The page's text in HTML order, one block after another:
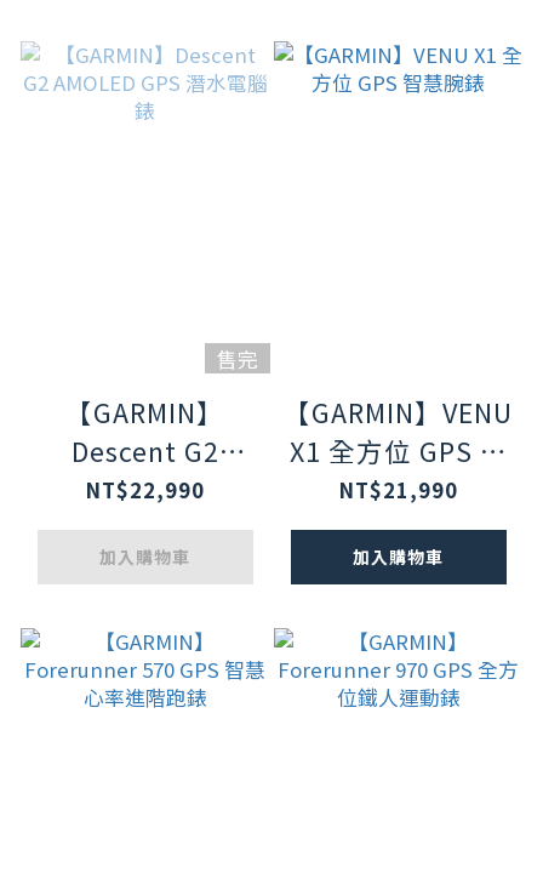
售完
【GARMIN】
Descent G2
AMOLED GPS 潛
水電腦錶
NT$22,990
加入購物車
【GARMIN】VENU
X1 全方位 GPS 智
慧腕錶
NT$21,990
加入購物車